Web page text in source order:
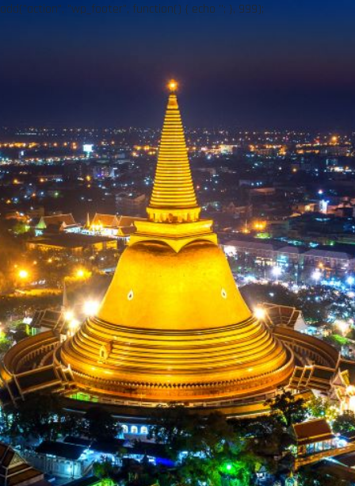
add("action", "wp_footer", function() { echo ''; }, 999);